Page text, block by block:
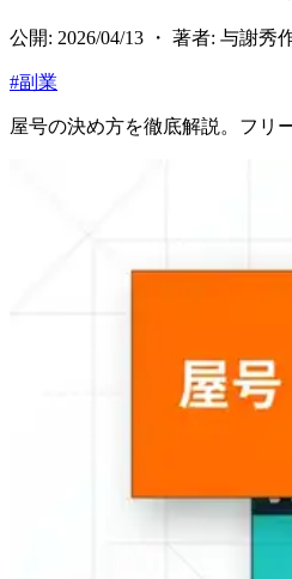
公開: 2026/04/13 ・ 著者: 与謝秀
#副業
屋号の決め方を徹底解説。フリ